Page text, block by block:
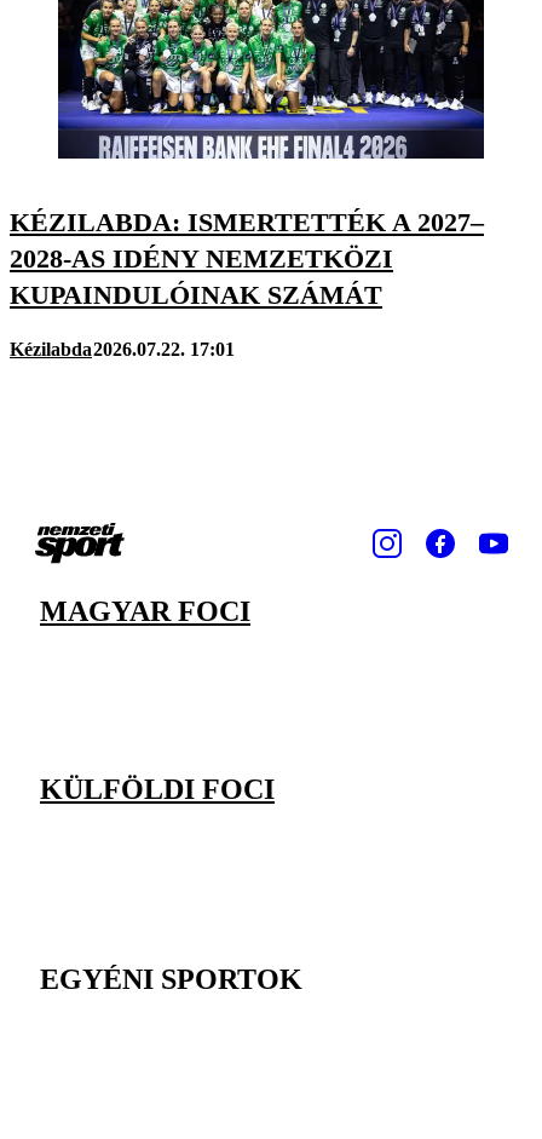
KÉZILABDA: ISMERTETTÉK A 2027–
2028-AS IDÉNY NEMZETKÖZI
KUPAINDULÓINAK SZÁMÁT
Kézilabda2026.07.22. 17:01
MAGYAR FOCI
KÜLFÖLDI FOCI
EGYÉNI SPORTOK